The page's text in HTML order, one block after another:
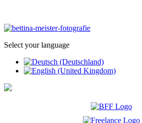
Select your language